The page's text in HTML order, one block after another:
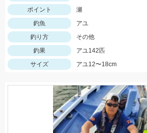
ポイント
瀬
釣魚
アユ
釣り方
その他
釣果
アユ142匹
サイズ
アユ12〜18cm